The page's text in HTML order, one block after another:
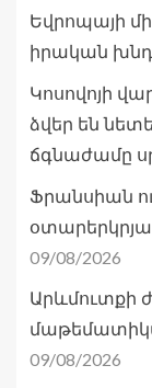
Եվրոպայի
իրական
Կոսովոյի
ձվեր են
ճգնաժամը
Ֆրանսիան
օտարերկրյա
09/08/2026
Արևմուտքի
09/08/2026